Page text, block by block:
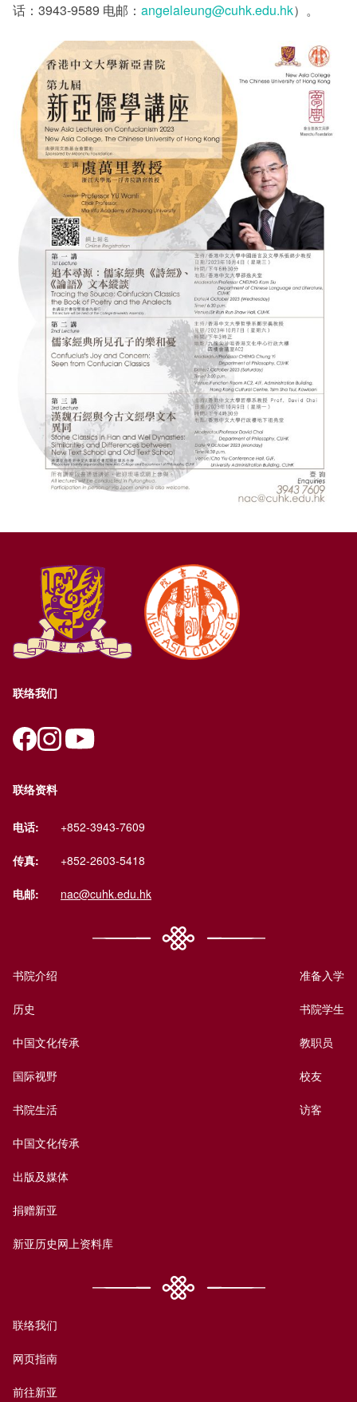
话：3943-9589 电邮： angelaleung@cuhk.edu.hk）。
联络我们
联络资料
电话: +852-3943-7609
传真: +852-2603-5418
电邮: nac@cuhk.edu.hk
书院介绍
历史
中国文化传承
国际视野
书院生活
中国文化传承
出版及媒体
捐赠新亚
新亚历史网上资料库
准备入学
书院学生
教职员
校友
访客
联络我们
网页指南
前往新亚